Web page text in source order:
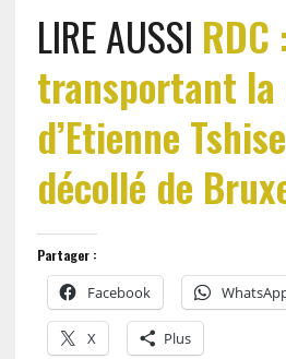
LIRE AUSSI RDC
transportant la
d’Etienne
décollé de
Partager :
Facebook
X Plus